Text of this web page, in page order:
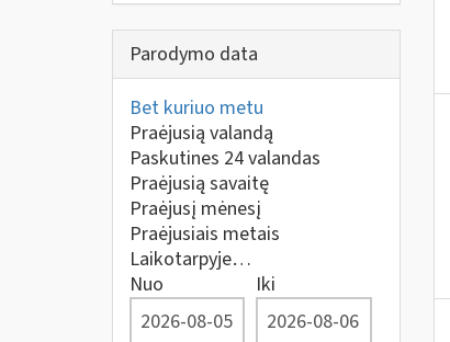
Parodymo data
Bet kuriuo metu
Praėjusią valandą
Paskutines 24 valandas
Praėjusią savaitę
Praėjusį mėnesį
Praėjusiais metais
Laikotarpyje…
Nuo
Iki